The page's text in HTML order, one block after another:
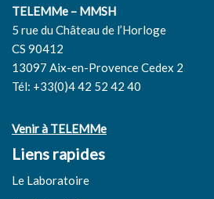
TELEMMe – MMSH
5 rue du Château de l’Horloge
CS 90412
13097 Aix-en-Provence Cedex 2
Tél: +33(0)4 42 52 42 40
Venir à TELEMMe
Liens rapides
Le Laboratoire